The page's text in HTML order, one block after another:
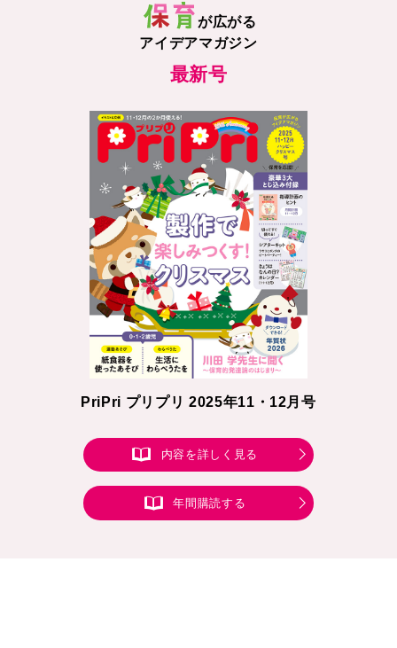
が広がる
アイデアマガジン
最新号
PriPri プリプリ 2025年11・12月号
内容を詳しく見る
年間購読する